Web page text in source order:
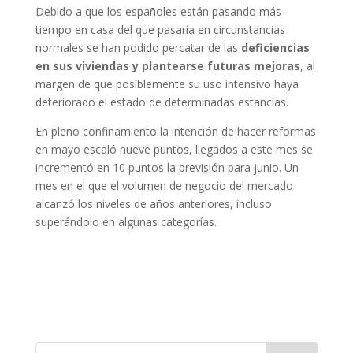
Debido a que los españoles están pasando más
tiempo en casa del que pasaría en circunstancias
normales se han podido percatar de las deficiencias
en sus viviendas y plantearse futuras mejoras, al
margen de que posiblemente su uso intensivo haya
deteriorado el estado de determinadas estancias.
En pleno confinamiento la intención de hacer reformas
en mayo escaló nueve puntos, llegados a este mes se
incrementó en 10 puntos la previsión para junio. Un
mes en el que el volumen de negocio del mercado
alcanzó los niveles de años anteriores, incluso
superándolo en algunas categorías.